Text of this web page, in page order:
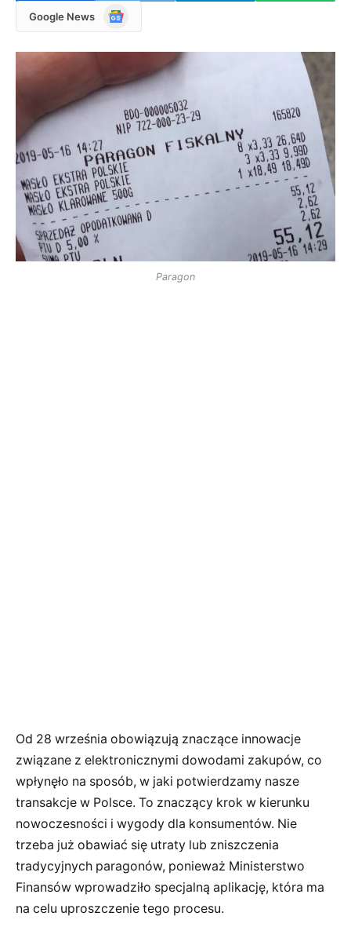
Google News
Google
Paragon
Od 28 września obowiązują znaczące innowacje
związane z elektronicznymi dowodami zakupów, co
wpłynęło na sposób, w jaki potwierdzamy nasze
transakcje w Polsce. To znaczący krok w kierunku
nowoczesności i wygody dla konsumentów. Nie
trzeba już obawiać się utraty lub zniszczenia
tradycyjnych paragonów, ponieważ Ministerstwo
Finansów wprowadziło specjalną aplikację, która ma
na celu uproszczenie tego procesu.